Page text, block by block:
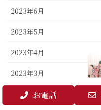
2023年6月
2023年5月
2023年4月
2023年3月
2023年2月お電話